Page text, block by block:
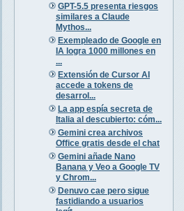
GPT-5.5 presenta riesgos
similares a Claude
Mythos...
Exempleado de Google en
IA logra 1000 millones en
...
Extensión de Cursor AI
accede a tokens de
desarrol...
La app espía secreta de
Italia al descubierto: cóm...
Gemini crea archivos
Office gratis desde el chat
Gemini añade Nano
Banana y Veo a Google TV
y Chrom...
Denuvo cae pero sigue
fastidiando a usuarios